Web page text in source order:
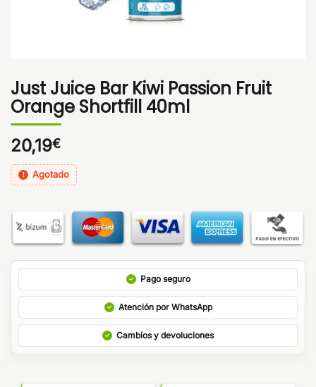
Just Juice Bar Kiwi Passion Fruit
Orange Shortfill 40ml
20,19€
Agotado
Pago seguro
Atención por WhatsApp
Cambios y devoluciones